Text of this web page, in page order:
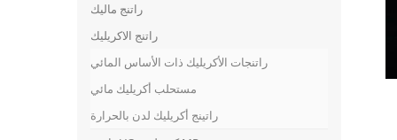
راتنج ماليك
راتنج الاكريليك
راتنجات الأكريليك ذات الأساس المائي
مستحلب أكريليك مائي
راتينج أكريليك لدن بالحرارة